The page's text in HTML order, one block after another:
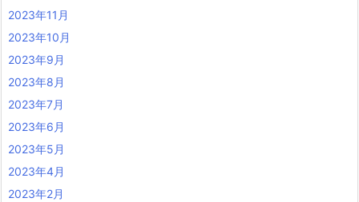
2023年11月
2023年10月
2023年9月
2023年8月
2023年7月
2023年6月
2023年5月
2023年4月
2023年2月